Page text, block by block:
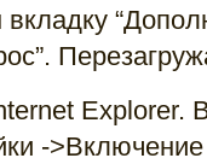
Explorer.
-